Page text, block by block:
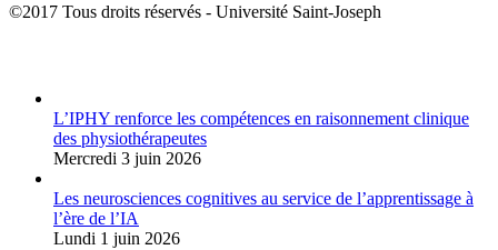
©2017 Tous droits réservés - Université Saint-Joseph
L’IPHY renforce les compétences en raisonnement clinique
des physiothérapeutes
Mercredi 3 juin 2026
Les neurosciences cognitives au service de l’apprentissage à
l’ère de l’IA
Lundi 1 juin 2026